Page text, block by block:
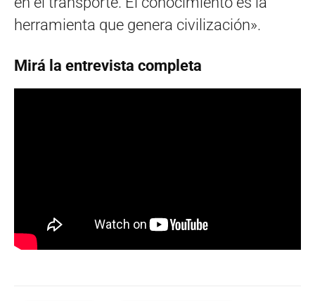
herramienta que genera civilización».
Mirá la entrevista completa